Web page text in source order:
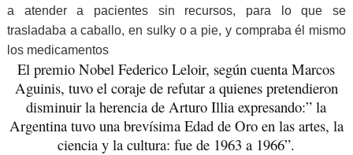
a atender a pacientes sin recursos, para lo que se
trasladaba a caballo, en sulky o a pie, y compraba él mismo
los medicamentos
El premio Nobel Federico Leloir, según cuenta Marcos
Aguinis, tuvo el coraje de refutar a quienes pretendieron
disminuir la herencia de Arturo Illia expresando:” la
Argentina tuvo una brevísima Edad de Oro en las artes, la
ciencia y la cultura: fue de 1963 a 1966”.